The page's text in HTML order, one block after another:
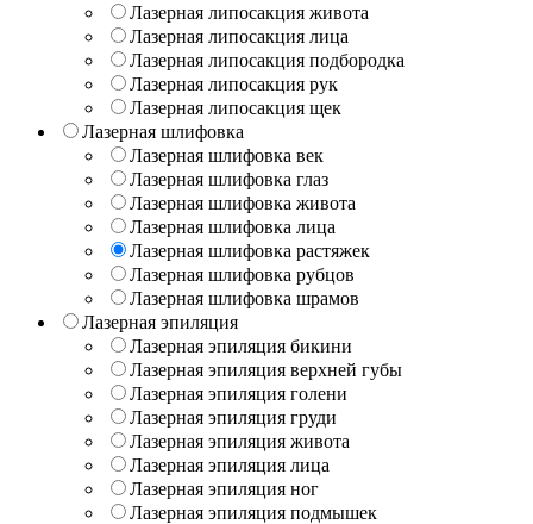
Лазерная липосакция живота
Лазерная липосакция лица
Лазерная липосакция подбородка
Лазерная липосакция рук
Лазерная липосакция щек
Лазерная шлифовка
Лазерная шлифовка век
Лазерная шлифовка глаз
Лазерная шлифовка живота
Лазерная шлифовка лица
Лазерная шлифовка растяжек
Лазерная шлифовка рубцов
Лазерная шлифовка шрамов
Лазерная эпиляция
Лазерная эпиляция бикини
Лазерная эпиляция верхней губы
Лазерная эпиляция голени
Лазерная эпиляция груди
Лазерная эпиляция живота
Лазерная эпиляция лица
Лазерная эпиляция ног
Лазерная эпиляция подмышек